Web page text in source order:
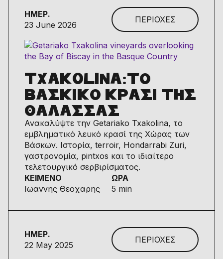
ΗΜΕΡ.
23 June 2026
ΠΕΡΙΟΧΕΣ
TXAKOLINA:ΤΟ
ΒΑΣΚΙΚΟ ΚΡΑΣΙ ΤΗΣ
ΘΑΛΑΣΣΑΣ
Ανακαλύψτε την Getariako Txakolina, το
εμβληματικό λευκό κρασί της Χώρας των
Βάσκων. Ιστορία, terroir, Hondarrabi Zuri,
γαστρονομία, pintxos και το ιδιαίτερο
τελετουργικό σερβιρίσματος.
ΚΕΙΜΕΝΟ
Ιωαννης Θεοχαρης
ΩΡΑ
5 min
ΗΜΕΡ.
22 May 2025
ΠΕΡΙΟΧΕΣ